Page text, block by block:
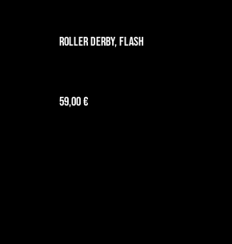
Roller Derby, flash
59,00 €